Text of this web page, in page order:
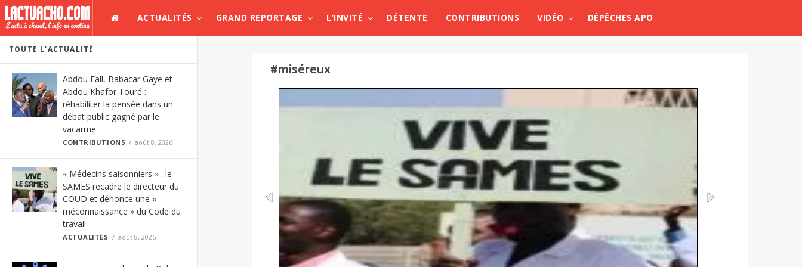
ACTUALITÉS GRAND REPORTAGE L’INVITÉ DÉTENTE CONTRIBUTIONS VIDÉO DÉPÊCHES APO
TOUTE L'ACTUALITÉ
Abdou Fall, Babacar Gaye et
Abdou Khafor Touré :
réhabiliter la pensée dans un
débat public gagné par le
vacarme
CONTRIBUTIONS août 8, 2026
« Médecins saisonniers » : le
SAMES recadre le directeur du
COUD et dénonce une «
méconnaissance » du Code du
travail
ACTUALITÉS août 8, 2026
#miséreux